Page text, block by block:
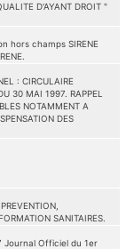
D'AYANT DROIT "
hors champs SIRENE
: CIRCULAIRE
30 MAI 1997. RAPPEL
NOTAMMENT A
DES
SANITAIRES.
Journal Officiel du 1er